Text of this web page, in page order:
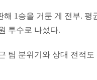
1승을 거둔 게 전부. 평
투수로 나섰다.
팀 분위기와 상대 전적도